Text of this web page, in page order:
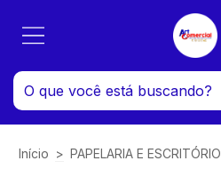
Início > PAPELARIA E ESCRITÓRIO